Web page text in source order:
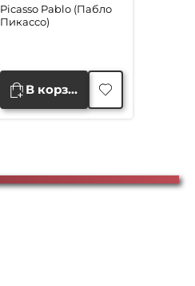
Picasso Pablo (Пабло
Пикассо)
В корзину